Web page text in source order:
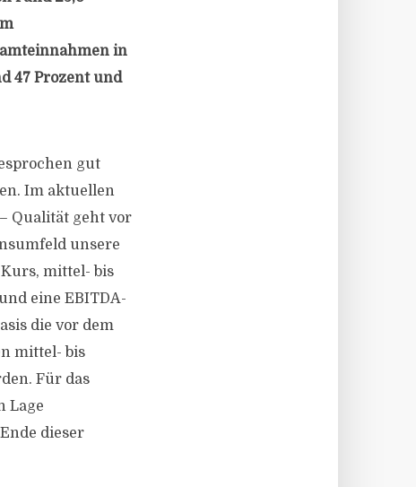
in
47 Prozent und
gut
Im aktuellen
Qualität geht vor
unsere
mittel- bis
eine EBITDA-
die vor dem
mittel- bis
Für das
Lage
dieser